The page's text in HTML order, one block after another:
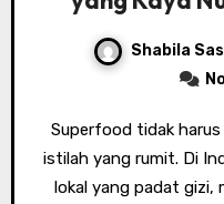
Shabila
Superfood tidak harus impor, mahal, atau dibungkus
istilah yang rumit. Di
lokal yang padat gizi,